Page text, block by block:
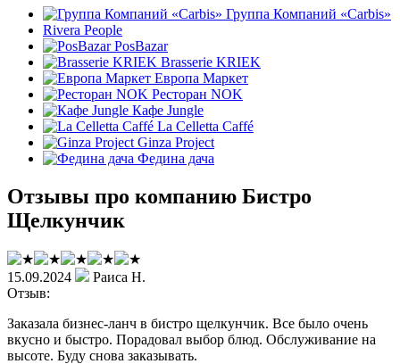
Группа Компаний «Carbis»
Rivera People
PosBazar
Brasserie KRIEK
Европа Маркет
Ресторан NOK
Кафе Jungle
La Celletta Caffé
Ginza Project
Федина дача
Отзывы про компанию Бистро
Щелкунчик
15.09.2024
Раиса Н.
Отзыв:
Заказала бизнес-ланч в бистро щелкунчик. Все было очень
вкусно и быстро. Порадовал выбор блюд. Обслуживание на
высоте. Буду снова заказывать.